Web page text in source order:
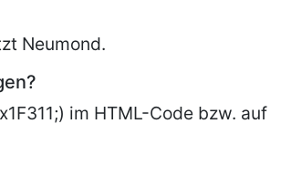
Neumond.
im HTML-Code bzw. auf